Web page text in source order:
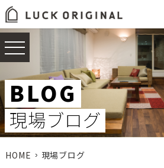
BLOG
現場ブログ
HOME 現場ブログ